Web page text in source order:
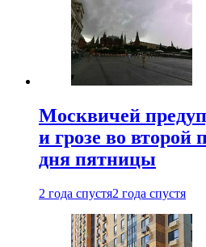
Москвичей
и грозе во второй
дня пятницы
2 года спустя2 года спустя